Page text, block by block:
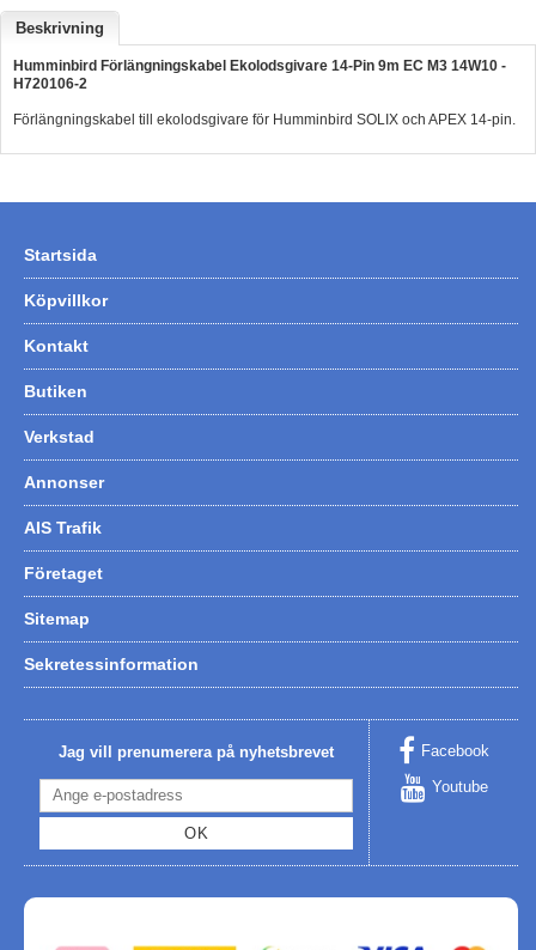
CTEK - Batteriladdare
Webasto - Dieselvärmare
Kamasa Tools - Verktyg
Calix - Packline - Takboxar
LAGERRENSING
Begagnade Motorer & Båtar
Beskrivning
Humminbird Förlängningskabel Ekolodsgivare 14-Pin 9m EC M3 14W10 -
H720106-2
Förlängningskabel till ekolodsgivare för Humminbird SOLIX och APEX 14-pin.
Startsida
Köpvillkor
Kontakt
Butiken
Verkstad
Annonser
AIS Trafik
Företaget
Sitemap
Sekretessinformation
Jag vill prenumerera på nyhetsbrevet
OK
Facebook
Youtube